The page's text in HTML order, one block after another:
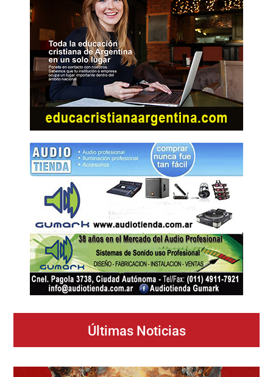
Últimas Noticias